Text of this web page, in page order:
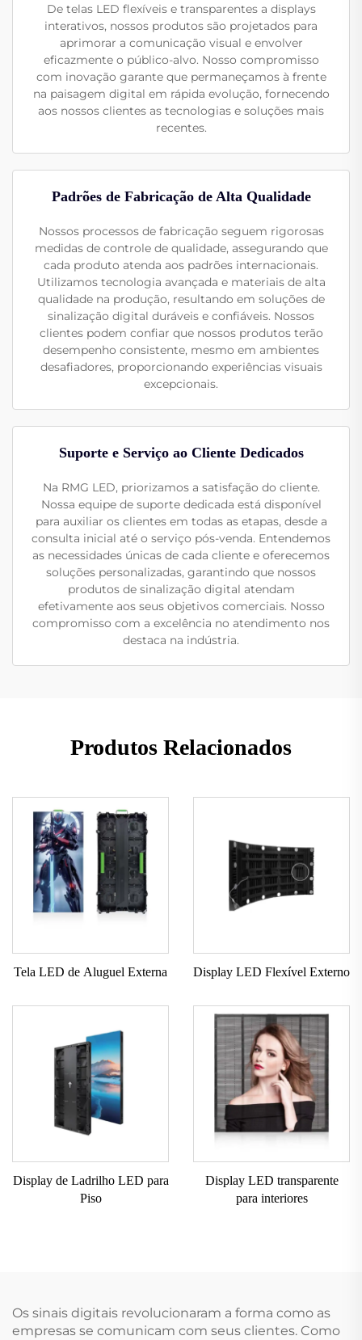
De telas LED flexíveis e transparentes a displays
interativos, nossos produtos são projetados para
aprimorar a comunicação visual e envolver
eficazmente o público-alvo. Nosso compromisso
com inovação garante que permaneçamos à frente
na paisagem digital em rápida evolução, fornecendo
aos nossos clientes as tecnologias e soluções mais
recentes.
Padrões de Fabricação de Alta Qualidade
Nossos processos de fabricação seguem rigorosas
medidas de controle de qualidade, assegurando que
cada produto atenda aos padrões internacionais.
Utilizamos tecnologia avançada e materiais de alta
qualidade na produção, resultando em soluções de
sinalização digital duráveis e confiáveis. Nossos
clientes podem confiar que nossos produtos terão
desempenho consistente, mesmo em ambientes
desafiadores, proporcionando experiências visuais
excepcionais.
Suporte e Serviço ao Cliente Dedicados
Na RMG LED, priorizamos a satisfação do cliente.
Nossa equipe de suporte dedicada está disponível
para auxiliar os clientes em todas as etapas, desde a
consulta inicial até o serviço pós-venda. Entendemos
as necessidades únicas de cada cliente e oferecemos
soluções personalizadas, garantindo que nossos
produtos de sinalização digital atendam
efetivamente aos seus objetivos comerciais. Nosso
compromisso com a excelência no atendimento nos
destaca na indústria.
Produtos Relacionados
Tela LED de Aluguel Externa Display LED Flexível Externo
Display de Ladrilho LED para
Piso
Display LED transparente
para interiores
Os sinais digitais revolucionaram a forma como as
empresas se comunicam com seus clientes. Como